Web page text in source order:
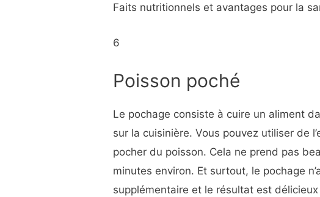
Faits nutritionnels et avantages pour la
6
Poisson poché
Le pochage consiste à cuire un aliment
sur la cuisinière. Vous pouvez utiliser de
pocher du poisson. Cela ne prend pas
minutes environ. Et surtout, le pochage
supplémentaire et le résultat est